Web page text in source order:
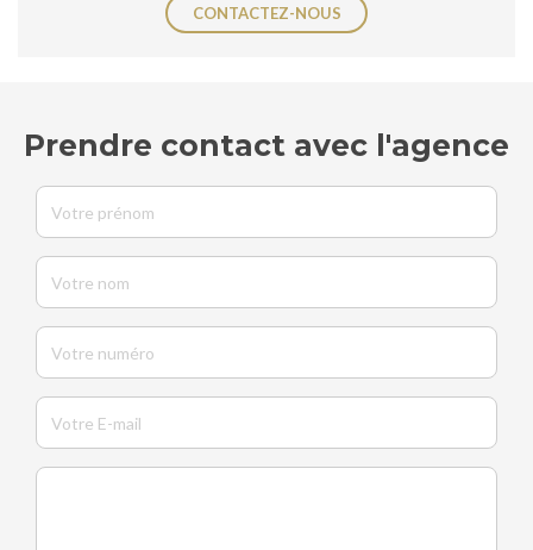
CONTACTEZ-NOUS
Prendre contact avec l'agence